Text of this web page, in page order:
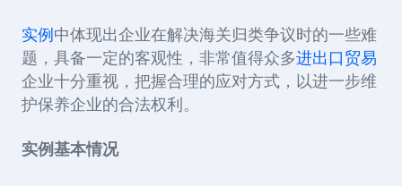
实例 中体现出企业在解决海关归类争议时的一些难
题，具备一定的客观性，非常值得众多进出口贸易
企业十分重视，把握合理的应对方式，以进一步维
护保养企业的合法权利。
实例基本情况